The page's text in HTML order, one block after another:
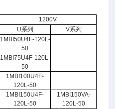
1200V
U系列 V系列
1MBI50U4F-120L-
50
1MBI75U4F-120L-
50
1MBI100U4F-
120L-50
1MBI150U4F-
120L-50
1MBI150VA-
120L-50